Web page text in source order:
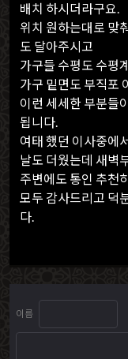
배치 하시더라구요.
위치 원하는대로 맞
도 달아주시고
가구들 수평도 수평
가구 밑면도 부직포
이런 세세한 부분들
됩니다.
여태 했던 이사중에
날도 더웠는데 새벽
주변에도 통인 추천
모두 감사드리고 덕
다.
이름